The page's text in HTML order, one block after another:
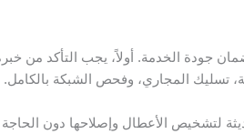
جودة الخدمة. أولاً، يجب التأكد من
تسليك المجاري، وفحص الشبكة بالكامل.
لتشخيص الأعطال وإصلاحها دون الحاجة